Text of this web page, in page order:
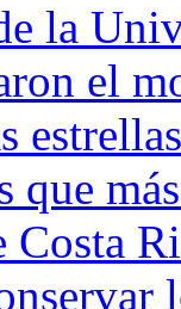
la
el
Costa